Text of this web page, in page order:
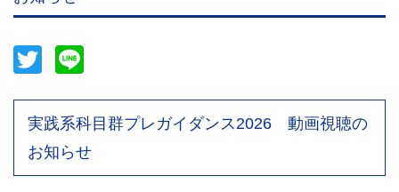
Twitter
実践系科目群プレガイダンス2026 動画視聴の
お知らせ